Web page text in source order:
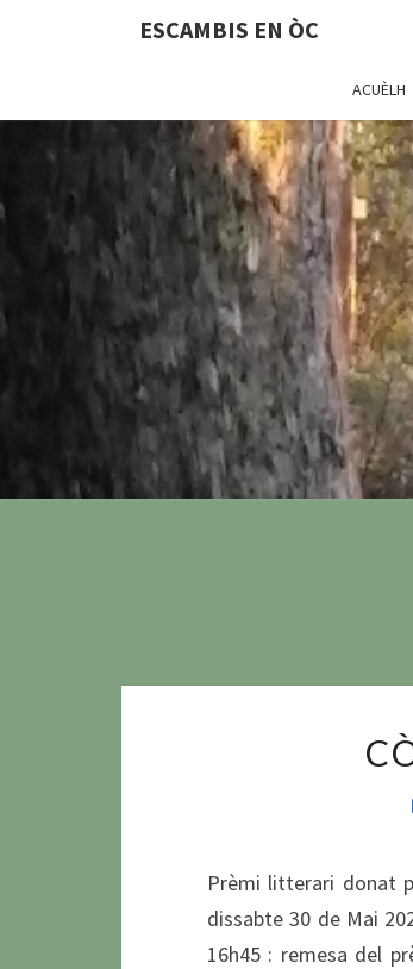
ESCAMBIS EN ÒC
ACUÈLH
Prèmi litterari donat
dissabte 30 de Mai
16h45 : remesa del